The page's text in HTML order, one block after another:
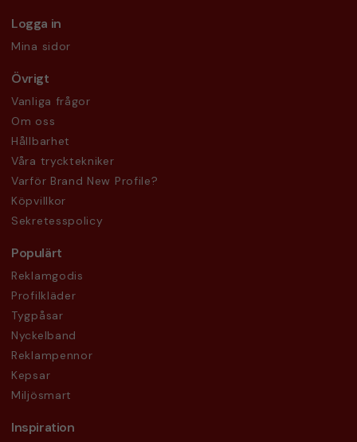
Logga in
Mina sidor
Övrigt
Vanliga frågor
Om oss
Hållbarhet
Våra trycktekniker
Varför Brand New Profile?
Köpvillkor
Sekretesspolicy
Populärt
Reklamgodis
Profilkläder
Tygpåsar
Nyckelband
Reklampennor
Kepsar
Miljösmart
Inspiration